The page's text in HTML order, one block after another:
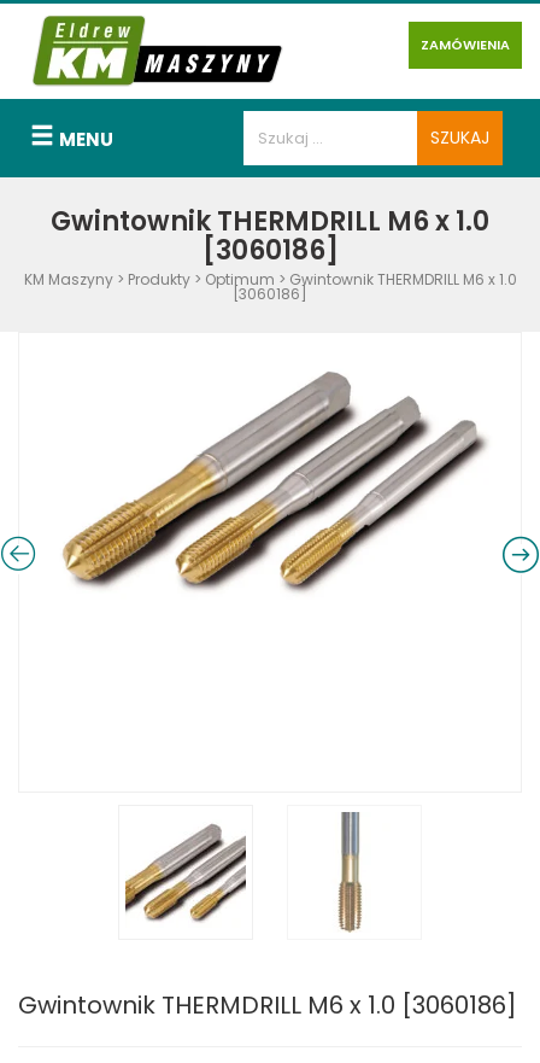
ZAMÓWIENIA
MENU
Gwintownik THERMDRILL M6 x 1.0
[3060186]
KM Maszyny> Produkty> Optimum > Gwintownik THERMDRILL M6 x 1.0
[3060186]
Gwintownik THERMDRILL M6 x 1.0 [3060186]